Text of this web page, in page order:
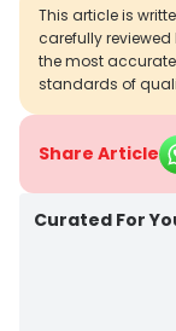
This article is
carefully
the most
standards of
Share Article
Curated For